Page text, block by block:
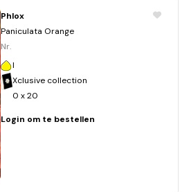
Phlox
Paniculata Orange
Nr.
I
Xclusive collection
0 x 20
Login om te bestellen